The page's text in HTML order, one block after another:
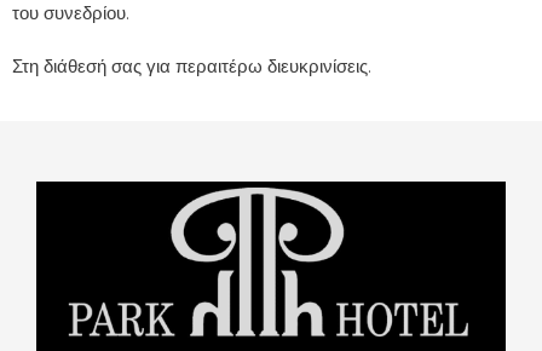
του συνεδρίου.
Στη διάθεσή σας για περαιτέρω διευκρινίσεις.